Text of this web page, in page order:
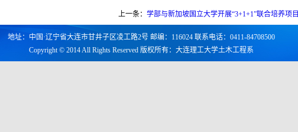
上一条： 学部与新加坡国立大学开展“3+1+1”联合培养项目
地址：中国·辽宁省大连市甘井子区凌工路2号 邮编：116024 联系电话：0411-84708500
Copyright © 2014 All Rights Reserved 版权所有：大连理工大学土木工程系